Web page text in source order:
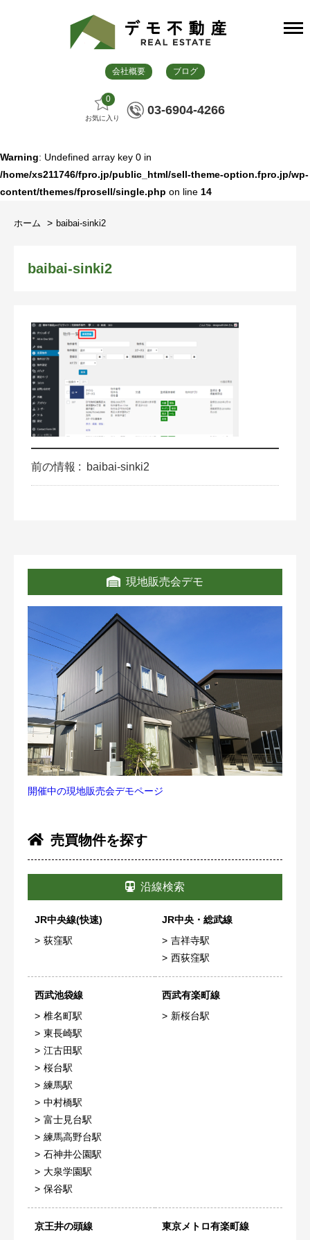
会社概要 ブログ
0
お気に入り
03-6904-4266
Warning: Undefined array key 0 in
/home/xs211746/fpro.jp/public_html/sell-theme-option.fpro.jp/wp-
content/themes/fprosell/single.php on line 14
ホーム baibai-sinki2
現地販売会デモ
開催中の現地販売会デモページ
売買物件を探す
沿線検索
JR中央線(快速)
荻窪駅
JR中央・総武線
吉祥寺駅
西荻窪駅
西武池袋線
椎名町駅
東長崎駅
江古田駅
桜台駅
練馬駅
中村橋駅
富士見台駅
練馬高野台駅
石神井公園駅
大泉学園駅
保谷駅
西武有楽町線
新桜台駅
京王井の頭線 東京メトロ有楽町線
baibai-sinki2
前の情報 : baibai-sinki2